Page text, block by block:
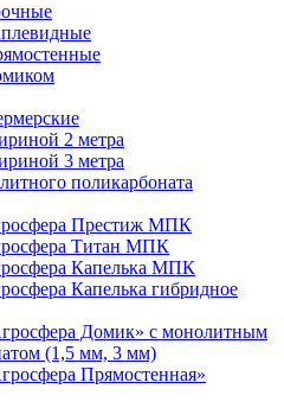
2 метра
3 метра
поликарбоната
Престиж МПК
Титан МПК
Капелька МПК
Капелька гибридное
Домик» с монолитным
(1,5 мм, 3 мм)
Прямостенная»